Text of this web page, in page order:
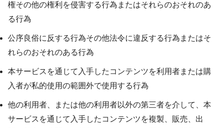
権その他の権利を侵害する行為またはそれらのおそれのあ
る行為
公序良俗に反する行為その他法令に違反する行為またはそ
れらのおそれのある行為
本サービスを通じて入手したコンテンツを利用者または購
入者が私的使用の範囲外で使用する行為
他の利用者、または他の利用者以外の第三者を介して、本
サービスを通じて入手したコンテンツを複製、販売、出